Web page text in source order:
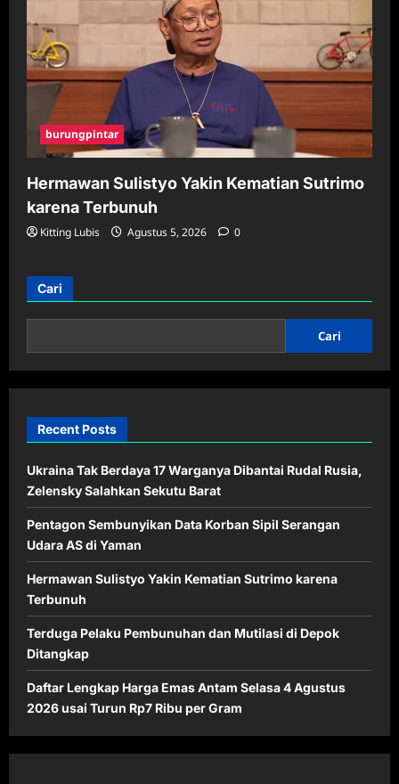
burungpintar
Hermawan Sulistyo Yakin Kematian Sutrimo
karena Terbunuh
Kitting Lubis Agustus 5, 2026 0
Cari
Cari
Recent Posts
Ukraina Tak Berdaya 17 Warganya Dibantai Rudal Rusia,
Zelensky Salahkan Sekutu Barat
Pentagon Sembunyikan Data Korban Sipil Serangan
Udara AS di Yaman
Hermawan Sulistyo Yakin Kematian Sutrimo karena
Terbunuh
Terduga Pelaku Pembunuhan dan Mutilasi di Depok
Ditangkap
Daftar Lengkap Harga Emas Antam Selasa 4 Agustus
2026 usai Turun Rp7 Ribu per Gram